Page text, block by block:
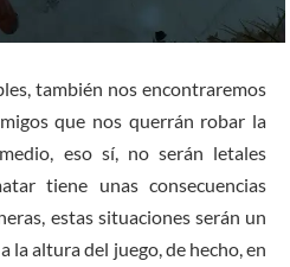
también nos encontraremos
que nos querrán robar la
eso sí, no serán letales
tiene unas consecuencias
estas situaciones serán un
la altura del juego, de hecho, en